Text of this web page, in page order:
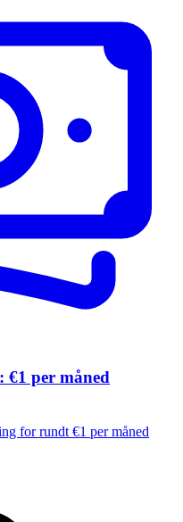
€1 per måned
for rundt €1 per måned